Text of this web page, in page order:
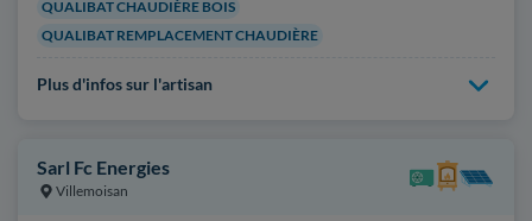
QUALIBAT CHAUDIÈRE BOIS
QUALIBAT REMPLACEMENT CHAUDIÈRE
Plus d'infos sur l'artisan
Sarl Fc Energies
Villemoisan